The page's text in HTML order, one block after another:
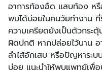
อาการท้องอืด แสบท้อง ห
พบได้บ่อยในคนวัยทำงาน ที่
ความเครียดยังเป็นตัวกระ
ผิดปกติ หากปล่อยไว้นาน อ
ลำไส้อักเสบ หรือปัญหาระบ
บ่อย แนะนำให้พบแพทย์เพื่อ